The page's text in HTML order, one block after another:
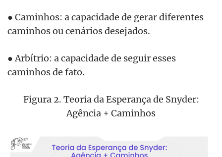
● Caminhos: a capacidade de gerar diferentes
caminhos ou cenários desejados.
● Arbítrio: a capacidade de seguir esses
caminhos de fato.
Figura 2. Teoria da Esperança de Snyder:
Agência + Caminhos